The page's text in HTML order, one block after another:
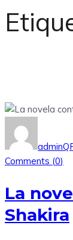
Comments (0)
La
Shakira